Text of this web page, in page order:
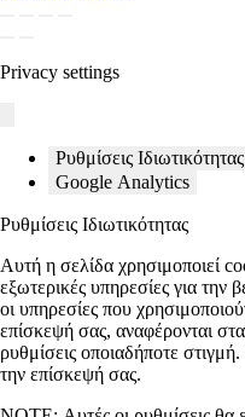
Privacy settings
Ρυθμίσεις Ιδιωτικότητας
Google Analytics
Ρυθμίσεις Ιδιωτικότητας
Αυτή η σελίδα χρησιμοποιεί
εξωτερικές υπηρεσίες για την
οι υπηρεσίες που
επίσκεψή σας, αναφέρονται
ρυθμίσεις οποιαδήποτε
την επίσκεψή σας.